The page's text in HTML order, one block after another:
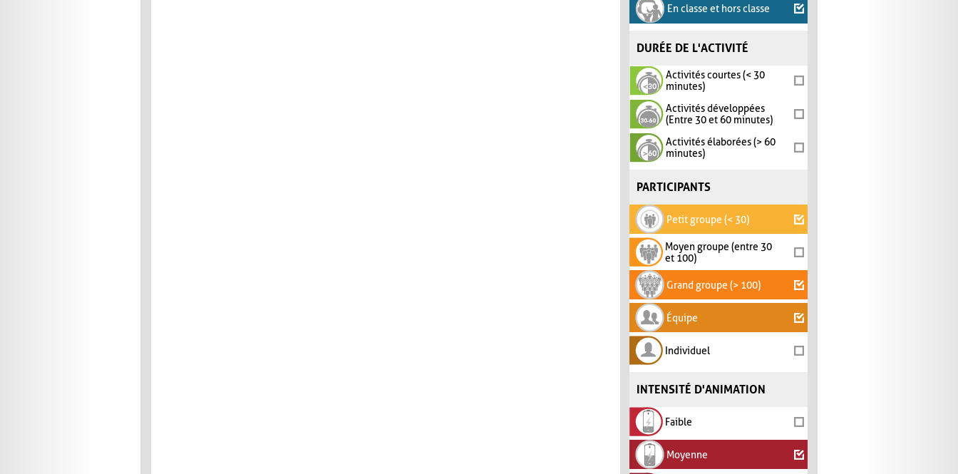
En classe et hors classe
DURÉE DE L'ACTIVITÉ
Activités courtes (< 30
minutes)
Activités développées
(Entre 30 et 60 minutes)
Activités élaborées (> 60
minutes)
PARTICIPANTS
Petit groupe (< 30)
Moyen groupe (entre 30
et 100)
Grand groupe (> 100)
Équipe
Individuel
INTENSITÉ D'ANIMATION
Faible
Moyenne